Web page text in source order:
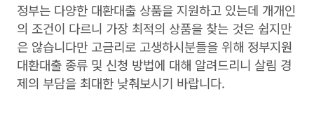
정부는 다양한 대환대출 상품을 지원하고 있는데 개개인
의 조건이 다르니 가장 최적의 상품을 찾는 것은 쉽지만
은 않습니다만 고금리로 고생하시분들을 위해 정부지원
대환대출 종류 및 신청 방법에 대해 알려드리니 살림 경
제의 부담을 최대한 낮춰보시기 바랍니다.